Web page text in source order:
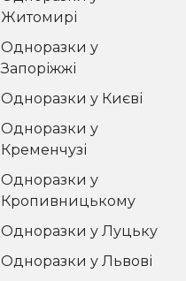
Житомирі
Одноразки у
Запоріжжі
Одноразки у Києві
Одноразки у
Кременчузі
Одноразки у
Кропивницькому
Одноразки у Луцьку
Одноразки у Львові